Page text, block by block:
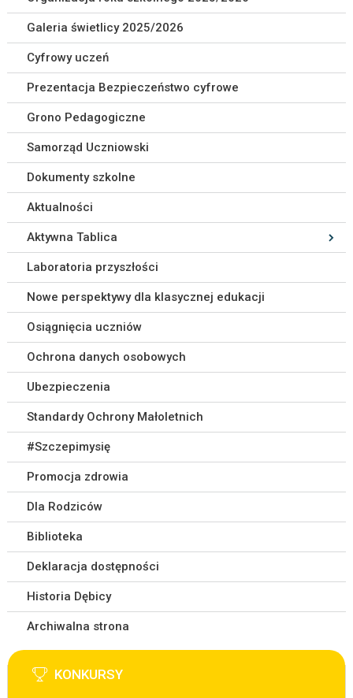
Galeria świetlicy 2025/2026
Cyfrowy uczeń
Prezentacja Bezpieczeństwo cyfrowe
Grono Pedagogiczne
Samorząd Uczniowski
Dokumenty szkolne
Aktualności
Aktywna Tablica
Laboratoria przyszłości
Nowe perspektywy dla klasycznej edukacji
Osiągnięcia uczniów
Ochrona danych osobowych
Ubezpieczenia
Standardy Ochrony Małoletnich
#Szczepimysię
Promocja zdrowia
Dla Rodziców
Biblioteka
Deklaracja dostępności
Historia Dębicy
Archiwalna strona
KONKURSY